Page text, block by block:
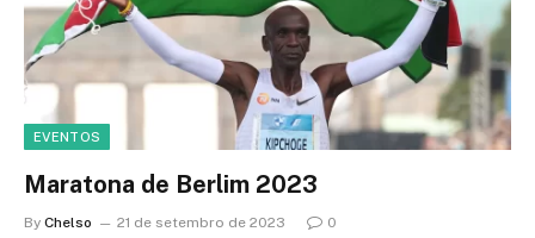
EVENTOS
Maratona de Berlim 2023
By Chelso 21 de setembro de 2023 0